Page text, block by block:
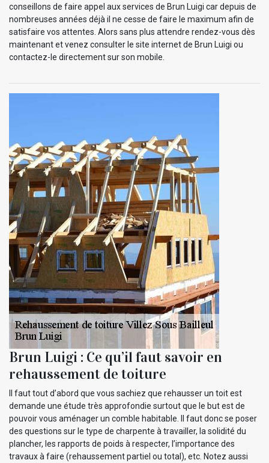
conseillons de faire appel aux services de Brun Luigi car depuis de
nombreuses années déjà il ne cesse de faire le maximum afin de
satisfaire vos attentes. Alors sans plus attendre rendez-vous dès
maintenant et venez consulter le site internet de Brun Luigi ou
contactez-le directement sur son mobile.
Brun Luigi : Ce qu’il faut savoir en
rehaussement de toiture
Il faut tout d’abord que vous sachiez que rehausser un toit est
demande une étude très approfondie surtout que le but est de
pouvoir vous aménager un comble habitable. Il faut donc se poser
des questions sur le type de charpente à travailler, la solidité du
plancher, les rapports de poids à respecter, l’importance des
travaux à faire (rehaussement partiel ou total), etc. Notez aussi